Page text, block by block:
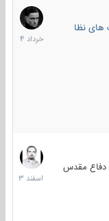
نظامی خارجی
5
خرداد
1404
مقدس
20
اسفند
1403